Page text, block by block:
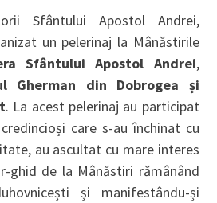
Sfântului Apostol Andrei,
un pelerinaj la Mânăstirile
Sfântului Apostol Andrei,
Gherman din Dobrogea și
. La acest pelerinaj au participat
care s-au închinat cu
au ascultat cu mare interes
ghid de la Mânăstiri rămânând
și manifestându-și